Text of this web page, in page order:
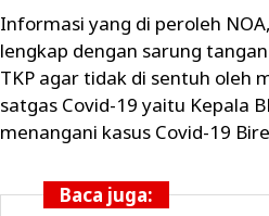
Informasi yang di peroleh
lengkap dengan sarung
TKP agar tidak di sentuh oleh
satgas Covid-19 yaitu Kepala
menangani kasus Covid-19
Baca juga: